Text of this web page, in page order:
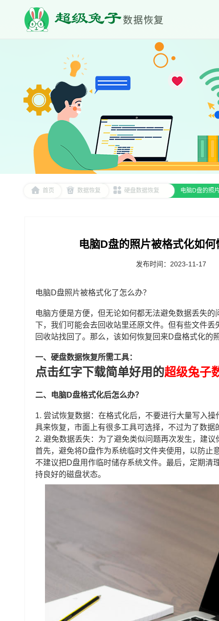
首页 数据恢复 硬盘数据恢复 电脑D盘的照
电脑D盘的照片被格式化如
发布时间：2023-11-17
电脑D盘照片被格式化了怎么办？
电脑方便是方便，但无论如何都无法避免数据丢失
下，我们可能会去回收站里还原文件。但有些文件
回收站找回了。那么，该如何恢复回来D盘格式化的
一、硬盘数据恢复所需工具：
点击红字下载简单好用的超级兔子
二、电脑D盘格式化后怎么办？
1. 尝试恢复数据：在格式化后，不要进行大量写入
具来恢复，市面上有很多工具可选择，不过为了数
2. 避免数据丢失：为了避免类似问题再次发生，建议
首先，避免将D盘作为系统临时文件夹使用，以防止
不建议把D盘用作临时储存系统文件。最后，定期清
持良好的磁盘状态。